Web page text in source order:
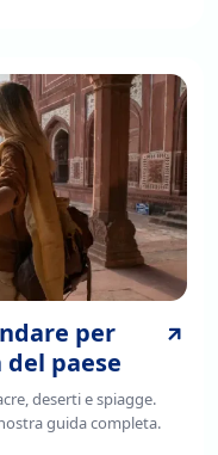
per
del paese
deserti e spiagge.
guida completa.